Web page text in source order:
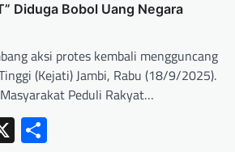
Diduga Bobol Uang Negara
aksi protes kembali mengguncang
(Kejati) Jambi, Rabu (18/9/2025).
Peduli Rakyat…
X